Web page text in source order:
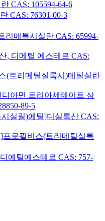
CAS: 105594-64-6
CAS: 76301-00-3
리메톡시실란 CAS: 65994-
, 디메틸 에스테르 CAS:
(트리메틸실록시)메틸실란
아민 트리아세테이트 삼
89-5
실릴)에틸]디실록산 CAS:
로필비스(트리메틸실록
에틸에스테르 CAS: 757-